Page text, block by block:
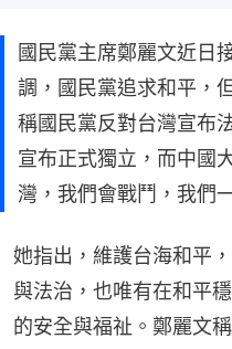
國民黨主席鄭麗文近日
調，國民黨追求和平，
稱國民黨反對台灣宣布
宣布正式獨立，而中國
灣，我們會戰鬥，我們
她指出，維護台海和平
與法治，也唯有在和平
的安全與福祉。鄭麗文